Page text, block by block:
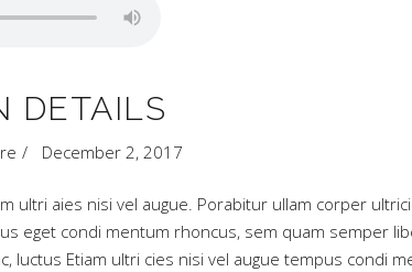
DETAILS
December 2, 2017
ultri aies nisi vel augue. Porabitur ullam corper
eget condi mentum rhoncus, sem quam semper
luctus Etiam ultri cies nisi vel augue tempus condi